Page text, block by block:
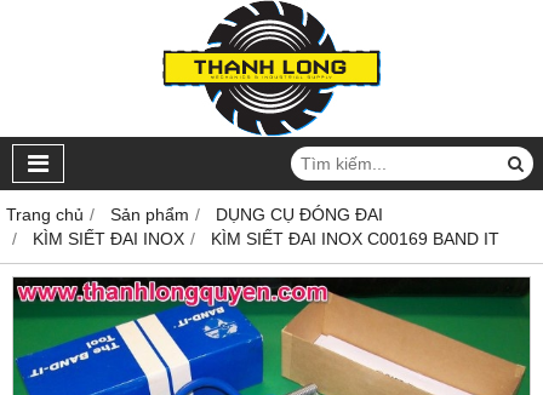
Trang chủ Sản phẩm
DỤNG CỤ ĐÓNG ĐAI
KÌM SIẾT ĐAI INOX
KÌM SIẾT ĐAI INOX C00169 BAND IT